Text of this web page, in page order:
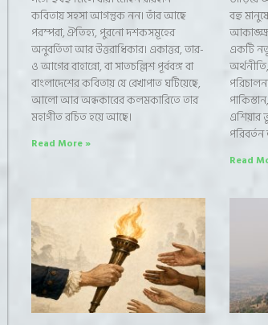
কবিতায় সহসা আগন্তুক নন। তাঁর আছে
পরম্পরা, ঐতিহ্য, পুরনো দশকসমূহের
অনুবর্তিতা আর উত্তরাধিকার। একাত্তর, তার-
ও আগের বাহান্নো, বা সাতচল্লিশ পূর্ববঙ্গ বা
বাংলাদেশের কবিতায় যে রেখাপাত ঘটিয়েছে,
আলো আর অন্ধকারের কলমকারিতে তার
মহাগীত রচিত হয়ে আছে।
Read More »
বহু
একটি
এশিয়ার
Read